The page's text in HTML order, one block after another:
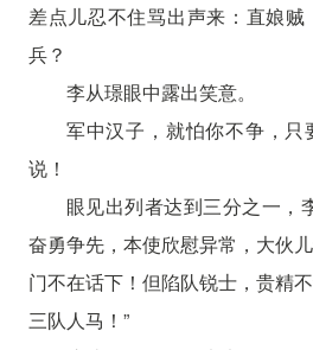
差点儿忍不住骂出声来：直娘
兵？
李从璟眼中露出笑意。
军中汉子，就怕你不争，
说！
眼见出列者达到三分之一，
奋勇争先，本使欣慰异常，大伙
门不在话下！但陷队锐士，贵精
三队人马！”